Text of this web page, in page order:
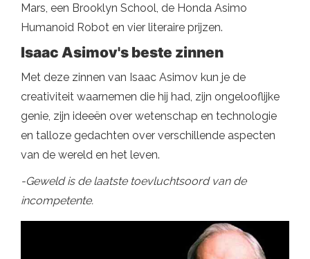
Mars, een Brooklyn School, de Honda Asimo
Humanoid Robot en vier literaire prijzen.
Isaac Asimov's beste zinnen
Met deze zinnen van Isaac Asimov kun je de
creativiteit waarnemen die hij had, zijn ongelooflijke
genie, zijn ideeën over wetenschap en technologie
en talloze gedachten over verschillende aspecten
van de wereld en het leven.
-Geweld is de laatste toevluchtsoord van de
incompetente.